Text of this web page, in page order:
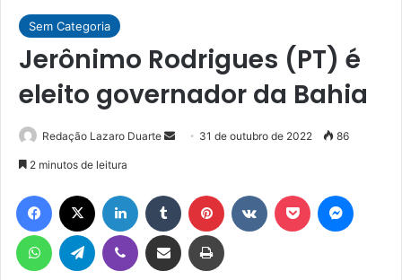
Sem Categoria
Jerônimo Rodrigues (PT) é
eleito governador da Bahia
Redação Lazaro Duarte
Mande
mail
31 de outubro de 2022 86
2 minutos de leitura
Facebook Linkedin Tumblr Pinterest Pocket
WhatsAppTelegram Viber Compartilhar via e-mail Imprimir